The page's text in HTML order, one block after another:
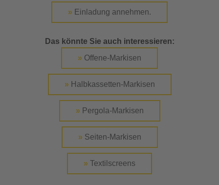
» Einladung annehmen.
Das könnte Sie auch interessieren:
» Offene-Markisen
» Halbkassetten-Markisen
» Pergola-Markisen
» Seiten-Markisen
» Textilscreens